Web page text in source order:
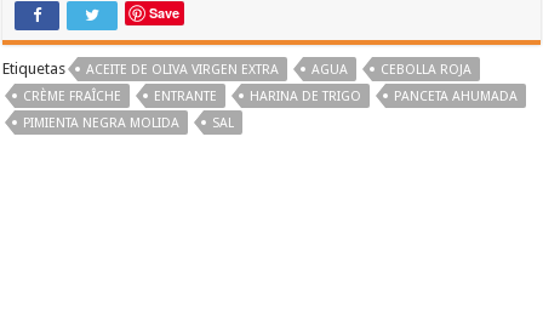
Save
Etiquetas ACEITE DE OLIVA VIRGEN EXTRA AGUA
CEBOLLA ROJA
CRÈME FRAÎCHE
ENTRANTE HARINA DE TRIGO
PANCETA AHUMADA
PIMIENTA NEGRA MOLIDA
SAL